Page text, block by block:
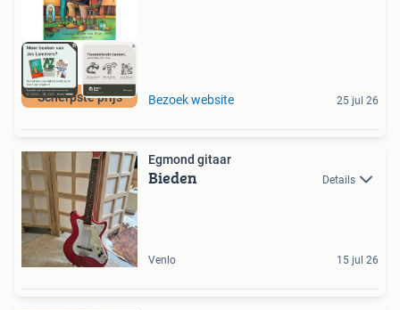
Scherpste prijs Bezoek website 25 jul 26
Egmond gitaar
Bieden Details
Venlo 15 jul 26